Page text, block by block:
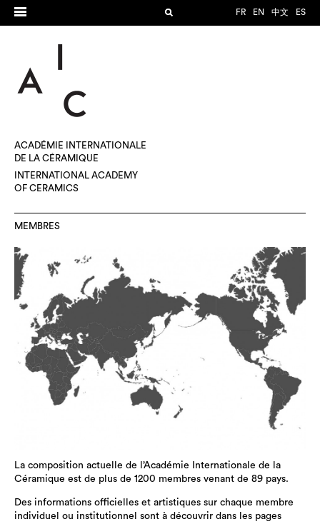
FR EN 中文 ES
ACADÉMIE INTERNATIONALE
DE LA CÉRAMIQUE
INTERNATIONAL ACADEMY
OF CERAMICS
MEMBRES
La composition actuelle de l’Académie Internationale de la
Céramique est de plus de 1200 membres venant de 89 pays.
Des informations officielles et artistiques sur chaque membre
individuel ou institutionnel sont à découvrir dans les pages